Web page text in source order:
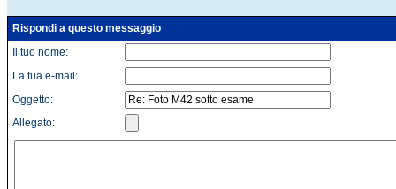
Rispondi a questo messaggio
Il tuo nome:
La tua e-mail:
Oggetto:
Allegato: